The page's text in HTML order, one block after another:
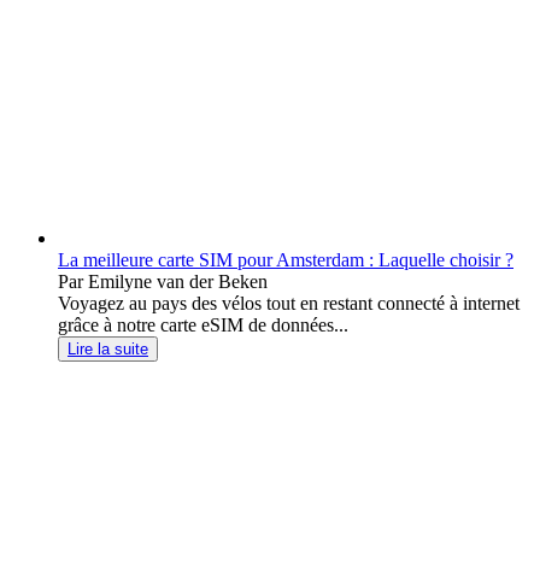
La meilleure carte SIM pour Amsterdam : Laquelle choisir ?
Par Emilyne van der Beken
Voyagez au pays des vélos tout en restant connecté à internet
grâce à notre carte eSIM de données...
Lire la suite